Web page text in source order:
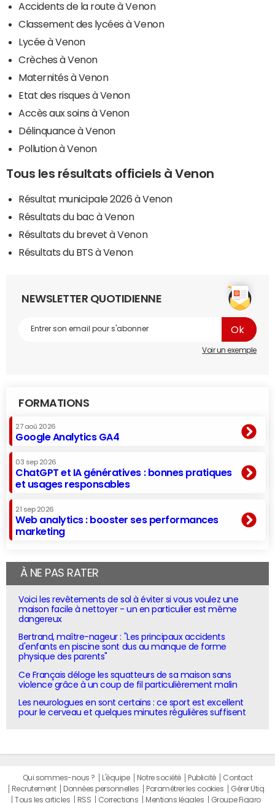
Accidents de la route à Venon
Classement des lycées à Venon
Lycée à Venon
Crèches à Venon
Maternités à Venon
Etat des risques à Venon
Accès aux soins à Venon
Délinquance à Venon
Pollution à Venon
Tous les résultats officiels à Venon
Résultat municipale 2026 à Venon
Résultats du bac à Venon
Résultats du brevet à Venon
Résultats du BTS à Venon
NEWSLETTER QUOTIDIENNE
Voir un exemple
FORMATIONS
27 aoû 2026
Google Analytics GA4
03 sep 2026
ChatGPT et IA génératives : bonnes pratiques
et usages responsables
21 sep 2026
Web analytics : booster ses performances
marketing
À NE PAS RATER
Voici les revêtements de sol à éviter si vous voulez une
maison facile à nettoyer - un en particulier est même
dangereux
Bertrand, maître-nageur : "Les principaux accidents
d'enfants en piscine sont dus au manque de forme
physique des parents"
Ce Français déloge les squatteurs de sa maison sans
violence grâce à un coup de fil particulièrement malin
Les neurologues en sont certains : ce sport est excellent
pour le cerveau et quelques minutes régulières suffisent
Qui sommes-nous ? L'équipe Notre société Publicité
Contact
Recrutement
Données personnelles Paramétrer les cookies
Gérer Utiq
Tous les articles
RSS Corrections Mentions légales Groupe Figaro